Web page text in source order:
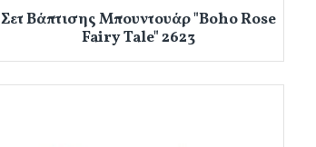
Σετ Βάπτισης Μπουντουάρ "Boho Rose
Fairy Tale" 2623